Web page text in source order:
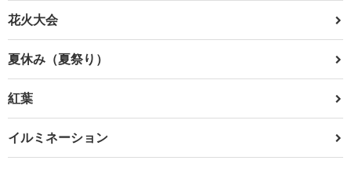
花火大会
夏休み（夏祭り）
紅葉
イルミネーション